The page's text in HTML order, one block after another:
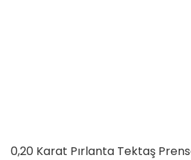
0,20 Karat Pırlanta Tektaş